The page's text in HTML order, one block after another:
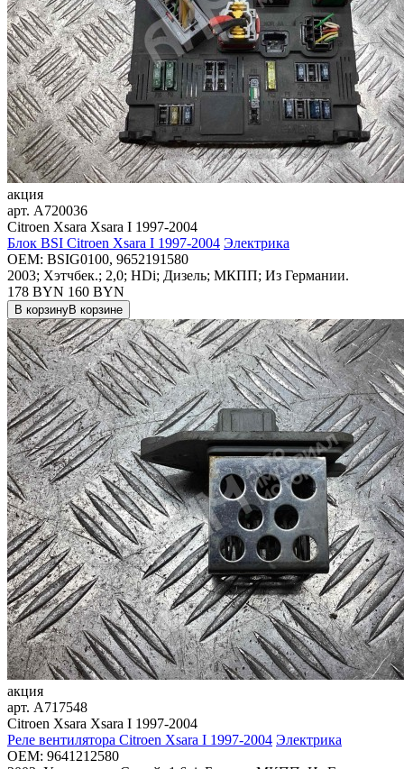
акция
арт. A720036
Citroen Xsara Xsara I 1997-2004
Блок BSI Citroen Xsara I 1997-2004 Электрика
OEM: BSIG0100, 9652191580
2003; Хэтчбек.; 2,0; HDi; Дизель; МКПП; Из Германии.
178 BYN 160 BYN
В корзинуВ корзине
акция
арт. A717548
Citroen Xsara Xsara I 1997-2004
Реле вентилятора Citroen Xsara I 1997-2004 Электрика
OEM: 9641212580